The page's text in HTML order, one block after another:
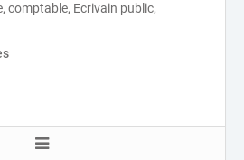
comptable, Ecrivain public,